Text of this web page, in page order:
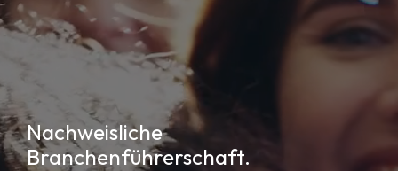
Nachweisliche
Branchenführerschaft.